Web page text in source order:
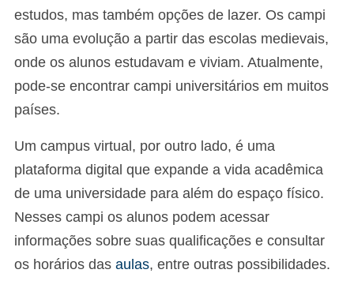
estudos, mas também opções de lazer. Os campi
são uma evolução a partir das escolas medievais,
onde os alunos estudavam e viviam. Atualmente,
pode-se encontrar campi universitários em muitos
países.
Um campus virtual, por outro lado, é uma
plataforma digital que expande a vida acadêmica
de uma universidade para além do espaço físico.
Nesses campi os alunos podem acessar
informações sobre suas qualificações e consultar
os horários das aulas, entre outras possibilidades.